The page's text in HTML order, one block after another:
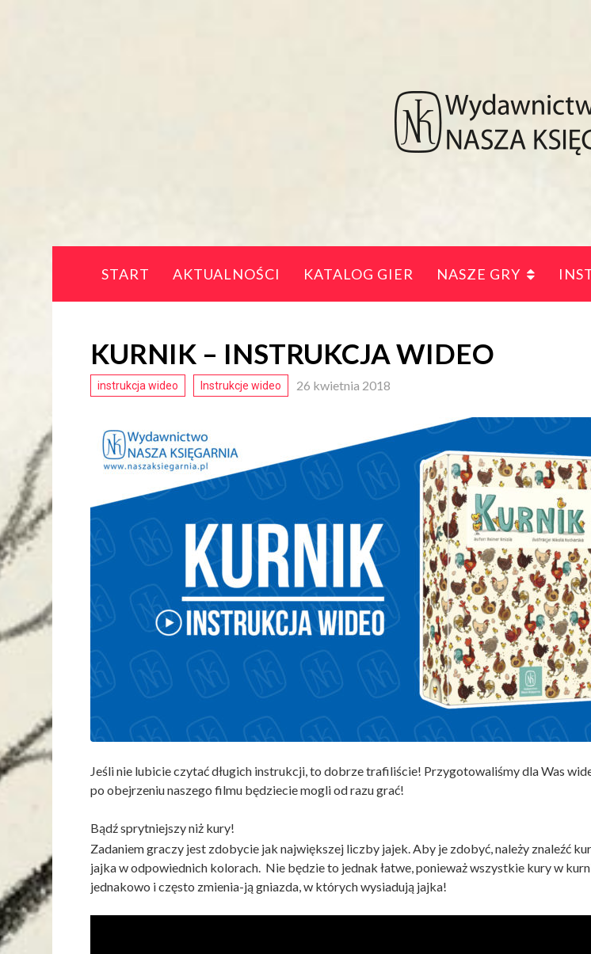
START AKTUALNOŚCI KATALOG GIER NASZE GRY
KURNIK – INSTRUKCJA WIDEO
instrukcja wideo Instrukcje wideo 26 kwietnia 2018
Jeśli nie lubicie czytać długich instrukcji, to dobrze trafiliście! Przygotowaliśmy dla Was
po obejrzeniu naszego filmu będziecie mogli od razu grać!
Bądź sprytniejszy niż kury!
Zadaniem graczy jest zdobycie jak największej liczby jajek. Aby je zdobyć, należy znaleźć
jajka w odpowiednich kolorach. Nie będzie to jednak łatwe, ponieważ wszystkie kury w
jednakowo i często zmienia-ją gniazda, w których wysiadują jajka!